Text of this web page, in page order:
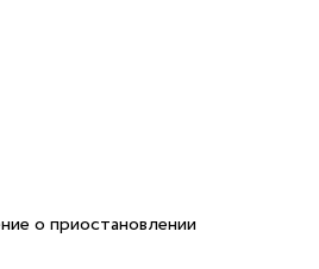
о приостановлении